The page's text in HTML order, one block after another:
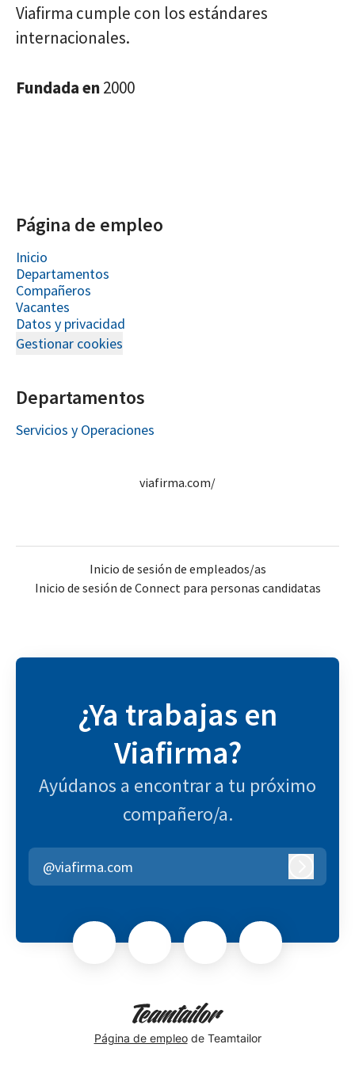
Viafirma cumple con los estándares
internacionales.
Fundada en2000
Página de empleo
Inicio
Departamentos
Compañeros
Vacantes
Datos y privacidad
Gestionar cookies
Departamentos
Servicios y Operaciones
viafirma.com/
Inicio de sesión de empleados/as
Inicio de sesión de Connect para personas candidatas
¿Ya trabajas en
Viafirma?
Ayúdanos a encontrar a tu próximo
compañero/a.
@viafirma.com
Página de empleode Teamtailor